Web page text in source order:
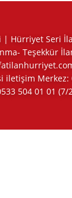
| Hürriyet Seri
Teşekkür
iletişim Merkez:
504 01 01 (7/